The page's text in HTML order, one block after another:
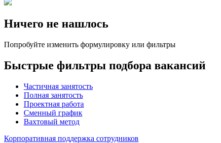
Ничего не нашлось
Попробуйте изменить формулировку или фильтры
Быстрые фильтры подбора вакансий
Частичная занятость
Полная занятость
Проектная работа
Сменный график
Вахтовый метод
Корпоративная поддержка сотрудников